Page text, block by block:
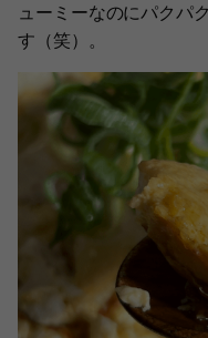
ューミーなのにパクパ
す（笑）。